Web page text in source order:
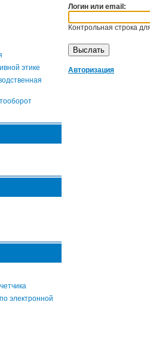
этике
электронной
Логин или email:
Контрольная строка
Авторизация